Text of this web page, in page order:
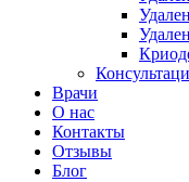
Врачи
О нас
Контакты
Отзывы
Блог